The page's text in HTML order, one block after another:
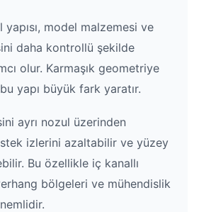
yapısı, model malzemesi ve
daha kontrollü şekilde
olur. Karmaşık geometriye
yapı büyük fark yaratır.
ayrı nozul üzerinden
izlerini azaltabilir ve yüzey
Bu özellikle iç kanallı
bölgeleri ve mühendislik